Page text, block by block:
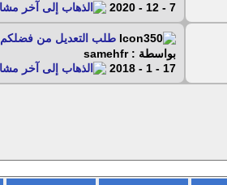
7 - 12 - 2020
طلب التعديل من فضلكم
بواسطة : samehfr
17 - 1 - 2018